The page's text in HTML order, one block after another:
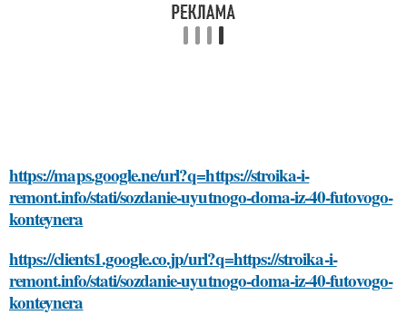
https://maps.google.ne/url?q=https://stroika-i-
remont.info/stati/sozdanie-uyutnogo-doma-iz-40-futovogo-
konteynera
https://clients1.google.co.jp/url?q=https://stroika-i-
remont.info/stati/sozdanie-uyutnogo-doma-iz-40-futovogo-
konteynera